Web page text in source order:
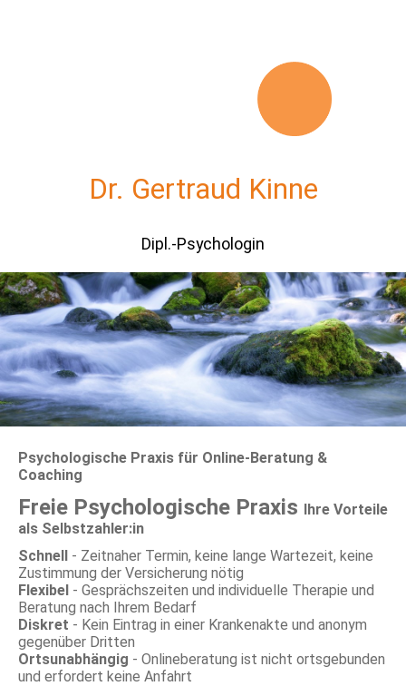
Dr. Gertraud Kinne
Dipl.-Psychologin
Psychologische Praxis für Online-Beratung &
Coaching
Freie Psychologische Praxis Ihre Vorteile
als Selbstzahler:in
Schnell - Zeitnaher Termin, keine lange Wartezeit, keine
Zustimmung der Versicherung nötig
Flexibel - Gesprächszeiten und individuelle Therapie und
Beratung nach Ihrem Bedarf
Diskret - Kein Eintrag in einer Krankenakte und anonym
gegenüber Dritten
Ortsunabhängig - Onlineberatung ist nicht ortsgebunden
und erfordert keine Anfahrt